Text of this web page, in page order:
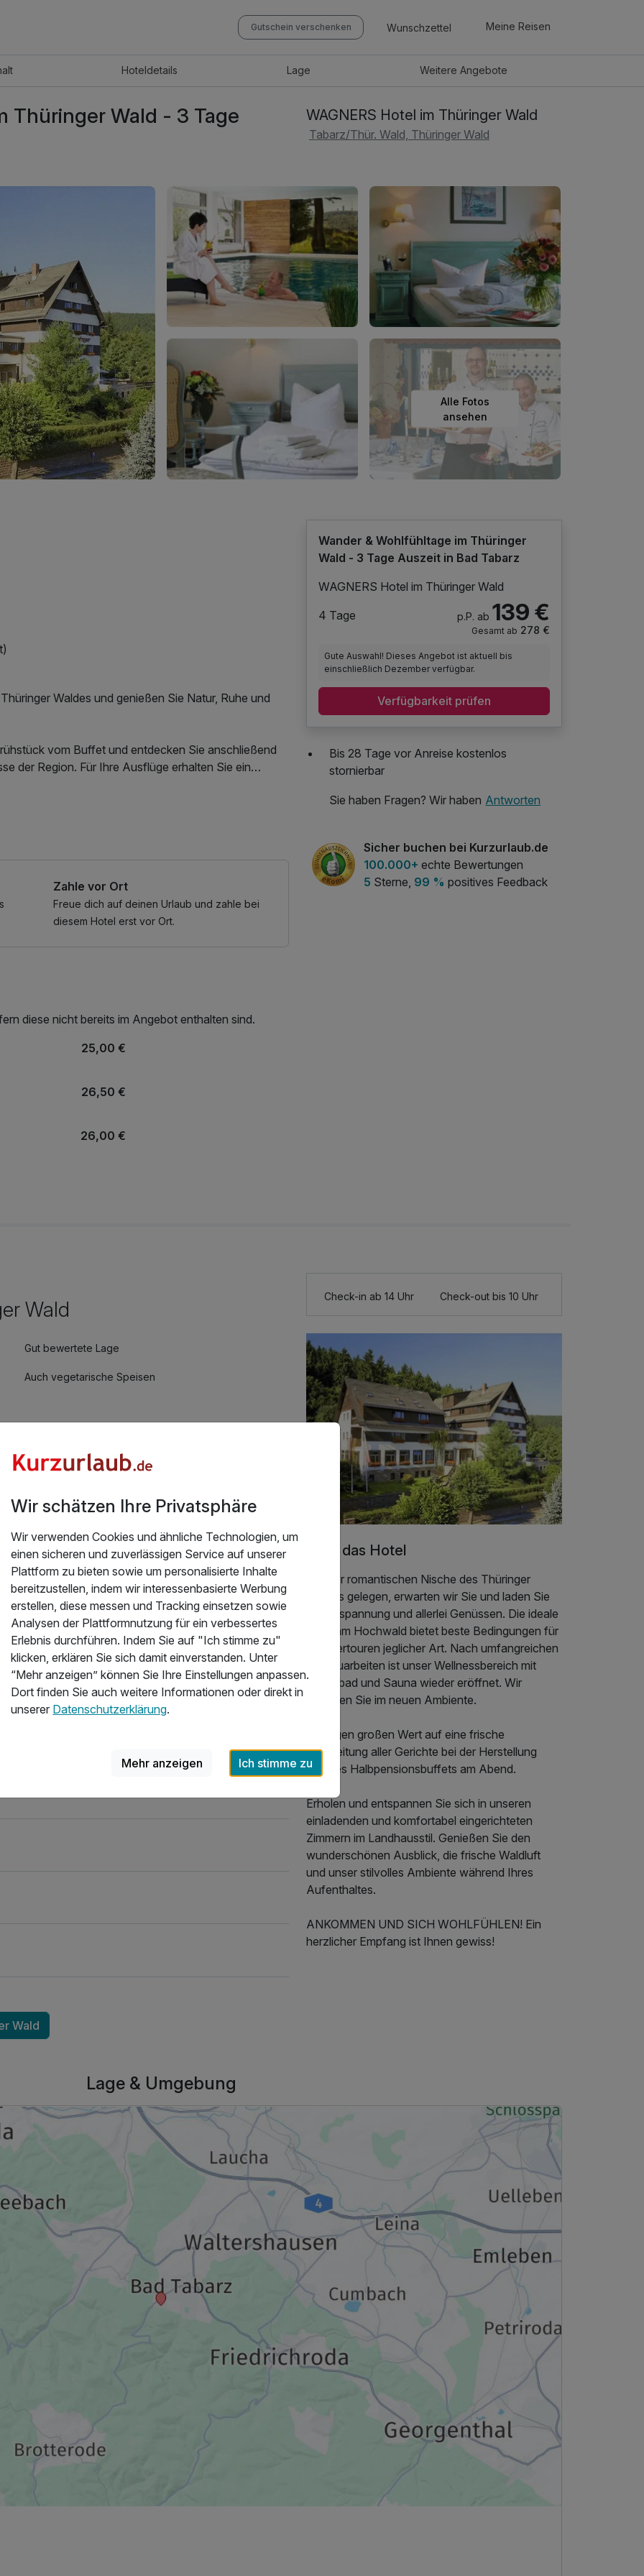
Gutschein verschenken Wunschzettel Meine Reisen
Hoteldetails Lage WeitereAngebote
Thüringer Wald - 3 Tage
WAGNERS Hotel im Thüringer Wald
Tabarz/Thür. Wald, Thüringer Wald
Alle Fotos
ansehen
Waldes und genießen Sie Natur, Ruhe und
vom Buffet und entdecken Sie anschließend
der Region. Für Ihre Ausflüge erhalten Sie ein
entspannten Spaziergang durch die wunderschöne
und Erholung miteinander verbinden
Zahle vor Ort
Freue dich auf deinen Urlaub und zahle bei
diesem Hotel erst vor Ort.
diese nicht bereits im Angebot enthalten sind.
25,00 €
26,50 €
26,00 €
10,00 €
Wander & Wohlfühltage im Thüringer
Wald - 3 Tage Auszeit in Bad Tabarz
WAGNERS Hotel im Thüringer Wald
4 Tage
p.P. ab 139 €
Gesamt ab 278 €
Gute Auswahl! Dieses Angebot ist aktuell bis
einschließlich Dezember verfügbar.
Verfügbarkeit prüfen
Bis 28 Tage vor Anreise kostenlos
stornierbar
Sie haben Fragen? Wir haben Antworten
Sicher buchen bei Kurzurlaub.de
100.000+ echte Bewertungen
5 Sterne, 99 % positives Feedback
Wald
Gut bewertete Lage
Auch vegetarische Speisen
geschenkt!
p.P. ab139,00 €
Check-in ab 14 Uhr Check-out bis 10 Uhr
Über das Hotel
In einer romantischen Nische des Thüringer
Waldes gelegen, erwarten wir Sie und laden Sie
zu Entspannung und allerlei Genüssen. Die ideale
Lage am Hochwald bietet beste Bedingungen für
Wandertouren jeglicher Art. Nach umfangreichen
Umbauarbeiten ist unser Wellnessbereich mit
Hallenbad und Sauna wieder eröffnet. Wir
erwarten Sie im neuen Ambiente.
Wir legen großen Wert auf eine frische
Zubereitung aller Gerichte bei der Herstellung
unseres Halbpensionsbuffets am Abend.
Erholen und entspannen Sie sich in unseren
einladenden und komfortabel eingerichteten
Zimmern im Landhausstil. Genießen Sie den
wunderschönen Ausblick, die frische Waldluft
und unser stilvolles Ambiente während Ihres
Aufenthaltes.
ANKOMMEN UND SICH WOHLFÜHLEN! Ein
herzlicher Empfang ist Ihnen gewiss!
Wald
Lage & Umgebung
Wir schätzen Ihre Privatsphäre
Wir verwenden Cookies und ähnliche Technologien, um
einen sicheren und zuverlässigen Service auf unserer
Plattform zu bieten sowie um personalisierte Inhalte
bereitzustellen, indem wir interessenbasierte Werbung
erstellen, diese messen und Tracking einsetzen sowie
Analysen der Plattformnutzung für ein verbessertes
Erlebnis durchführen. Indem Sie auf "Ich stimme zu"
klicken, erklären Sie sich damit einverstanden. Unter
“Mehr anzeigen” können Sie Ihre Einstellungen anpassen.
Dort finden Sie auch weitere Informationen oder direkt in
unserer Datenschutzerklärung.
Mehr anzeigen Ich stimme zu